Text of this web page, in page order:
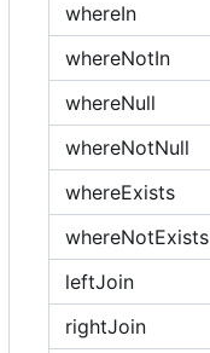
whereIn
whereNotIn
whereNull
whereNotNull
whereExists
whereNotExists
leftJoin
rightJoin